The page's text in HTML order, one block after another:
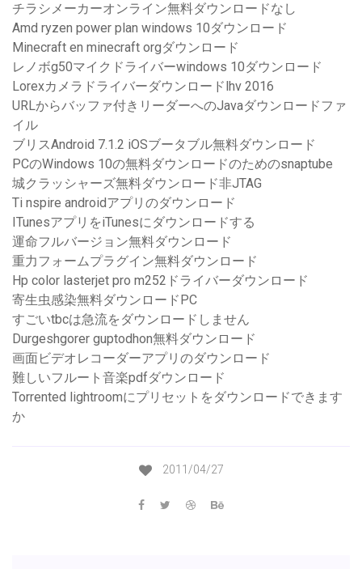
チラシメーカーオンライン無料ダウンロードなし
Amd ryzen power plan windows 10ダウンロード
Minecraft en minecraft orgダウンロード
レノボg50マイクドライバーwindows 10ダウンロード
Lorexカメラドライバーダウンロードlhv 2016
URLからバッファ付きリーダーへのJavaダウンロードファ
イル
ブリスAndroid 7.1.2 iOSブータブル無料ダウンロード
PCのWindows 10の無料ダウンロードのためのsnaptube
城クラッシャーズ無料ダウンロード非JTAG
Ti nspire androidアプリのダウンロード
ITunesアプリをiTunesにダウンロードする
運命フルバージョン無料ダウンロード
重力フォームプラグイン無料ダウンロード
Hp color lasterjet pro m252ドライバーダウンロード
寄生虫感染無料ダウンロードPC
すごいtbcは急流をダウンロードしません
Durgeshgorer guptodhon無料ダウンロード
画面ビデオレコーダーアプリのダウンロード
難しいフルート音楽pdfダウンロード
Torrented lightroomにプリセットをダウンロードできます
か
2011/04/27